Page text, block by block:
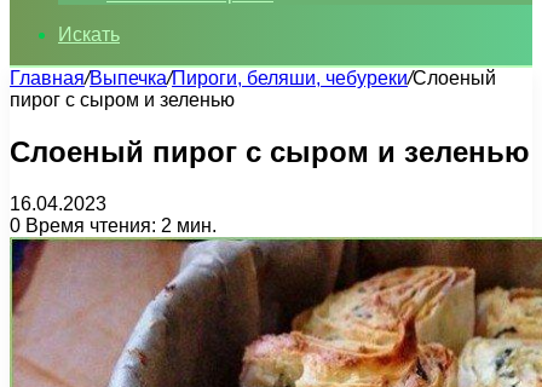
Искать
Главная/Выпечка/Пироги, беляши, чебуреки/Слоеный
пирог с сыром и зеленью
Слоеный пирог с сыром и зеленью
16.04.2023
0 Время чтения: 2 мин.